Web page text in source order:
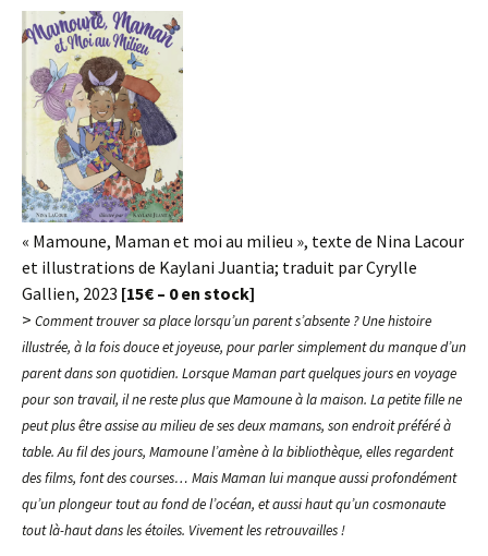
« Mamoune, Maman et moi au milieu », texte de Nina Lacour
et illustrations de Kaylani Juantia; traduit par Cyrylle
Gallien, 2023 [15€ – 0 en stock]
> Comment trouver sa place lorsqu’un parent s’absente ? Une histoire
illustrée, à la fois douce et joyeuse, pour parler simplement du manque d’un
parent dans son quotidien. Lorsque Maman part quelques jours en voyage
pour son travail, il ne reste plus que Mamoune à la maison. La petite fille ne
peut plus être assise au milieu de ses deux mamans, son endroit préféré à
table. Au fil des jours, Mamoune l’amène à la bibliothèque, elles regardent
des films, font des courses… Mais Maman lui manque aussi profondément
qu’un plongeur tout au fond de l’océan, et aussi haut qu’un cosmonaute
tout là-haut dans les étoiles. Vivement les retrouvailles !